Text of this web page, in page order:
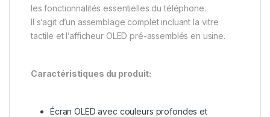
les fonctionnalités essentielles du téléphone.
Il s’agit d’un assemblage complet incluant la vitre
tactile et l’afficheur OLED pré-assemblés en usine.
Caractéristiques du produit:
Écran OLED avec couleurs profondes et